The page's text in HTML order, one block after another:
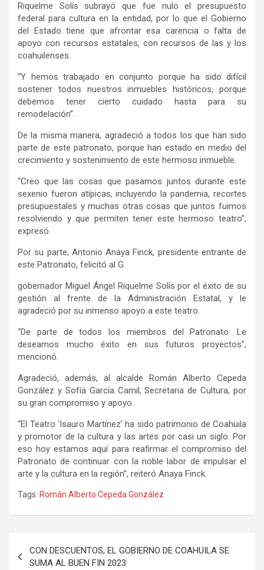
Riquelme Solís subrayó que fue nulo el presupuesto
federal para cultura en la entidad, por lo que el Gobierno
del Estado tiene que afrontar esa carencia o falta de
apoyo con recursos estatales, con recursos de las y los
coahuilenses.
“Y hemos trabajado en conjunto porque ha sido difícil
sostener todos nuestros inmuebles históricos, porque
debemos tener cierto cuidado hasta para su
remodelación”.
De la misma manera, agradeció a todos los que han sido
parte de este patronato, porque han estado en medio del
crecimiento y sostenimiento de este hermoso inmueble.
“Creo que las cosas que pasamos juntos durante este
sexenio fueron atípicas, incluyendo la pandemia, recortes
presupuestales y muchas otras cosas que juntos fuimos
resolviendo y que permiten tener este hermoso teatro”,
expresó.
Por su parte, Antonio Anaya Finck, presidente entrante de
este Patronato, felicitó al G
gobernador Miguel Ángel Riquelme Solís por el éxito de su
gestión al frente de la Administración Estatal, y le
agradeció por su inmenso apoyo a este teatro.
“De parte de todos los miembros del Patronato: Le
deseamos mucho éxito en sus futuros proyectos”,
mencionó.
Agradeció, además, al alcalde Román Alberto Cepeda
González y Sofía García Camil, Secretaria de Cultura, por
su gran compromiso y apoyo.
“El Teatro ‘Isauro Martínez’ ha sido patrimonio de Coahuila
y promotor de la cultura y las artes por casi un siglo. Por
eso hoy estamos aquí para reafirmar el compromiso del
Patronato de continuar con la noble labor de impulsar el
arte y la cultura en la región”, reiteró Anaya Finck.
Tags: Román Alberto Cepeda González
de
CON DESCUENTOS, EL GOBIERNO DE COAHUILA SE
SUMA AL BUEN FIN 2023